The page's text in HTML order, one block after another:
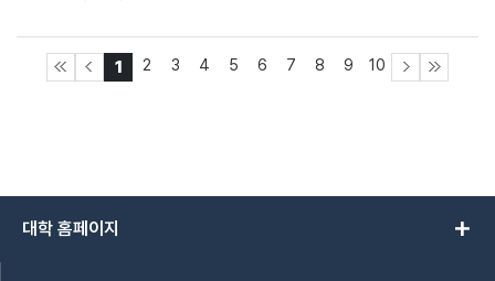
1 2 3 4 5 6 7 8 9 10
대학 홈페이지 add